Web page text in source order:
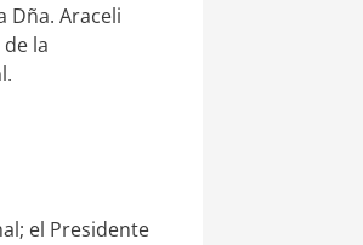
Dña. Araceli
la
el Presidente